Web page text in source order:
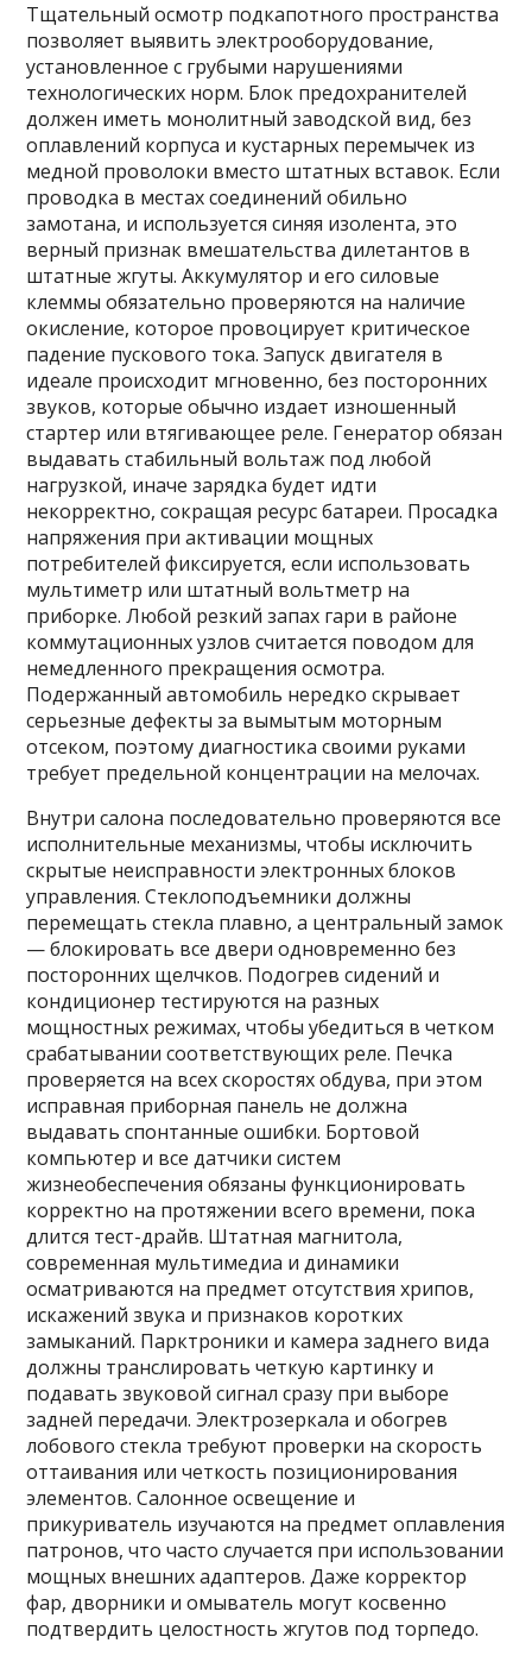
Тщательный осмотр подкапотного пространства
позволяет выявить электрооборудование,
установленное с грубыми нарушениями
технологических норм. Блок предохранителей
должен иметь монолитный заводской вид, без
оплавлений корпуса и кустарных перемычек из
медной проволоки вместо штатных вставок. Если
проводка в местах соединений обильно
замотана, и используется синяя изолента, это
верный признак вмешательства дилетантов в
штатные жгуты. Аккумулятор и его силовые
клеммы обязательно проверяются на наличие
окисление, которое провоцирует критическое
падение пускового тока. Запуск двигателя в
идеале происходит мгновенно, без посторонних
звуков, которые обычно издает изношенный
стартер или втягивающее реле. Генератор обязан
выдавать стабильный вольтаж под любой
нагрузкой, иначе зарядка будет идти
некорректно, сокращая ресурс батареи. Просадка
напряжения при активации мощных
потребителей фиксируется, если использовать
мультиметр или штатный вольтметр на
приборке. Любой резкий запах гари в районе
коммутационных узлов считается поводом для
немедленного прекращения осмотра.
Подержанный автомобиль нередко скрывает
серьезные дефекты за вымытым моторным
отсеком, поэтому диагностика своими руками
требует предельной концентрации на мелочах.
Внутри салона последовательно проверяются все
исполнительные механизмы, чтобы исключить
скрытые неисправности электронных блоков
управления. Стеклоподъемники должны
перемещать стекла плавно, а центральный замок
— блокировать все двери одновременно без
посторонних щелчков. Подогрев сидений и
кондиционер тестируются на разных
мощностных режимах, чтобы убедиться в четком
срабатывании соответствующих реле. Печка
проверяется на всех скоростях обдува, при этом
исправная приборная панель не должна
выдавать спонтанные ошибки. Бортовой
компьютер и все датчики систем
жизнеобеспечения обязаны функционировать
корректно на протяжении всего времени, пока
длится тест-драйв. Штатная магнитола,
современная мультимедиа и динамики
осматриваются на предмет отсутствия хрипов,
искажений звука и признаков коротких
замыканий. Парктроники и камера заднего вида
должны транслировать четкую картинку и
подавать звуковой сигнал сразу при выборе
задней передачи. Электрозеркала и обогрев
лобового стекла требуют проверки на скорость
оттаивания или четкость позиционирования
элементов. Салонное освещение и
прикуриватель изучаются на предмет оплавления
патронов, что часто случается при использовании
мощных внешних адаптеров. Даже корректор
фар, дворники и омыватель могут косвенно
подтвердить целостность жгутов под торпедо.